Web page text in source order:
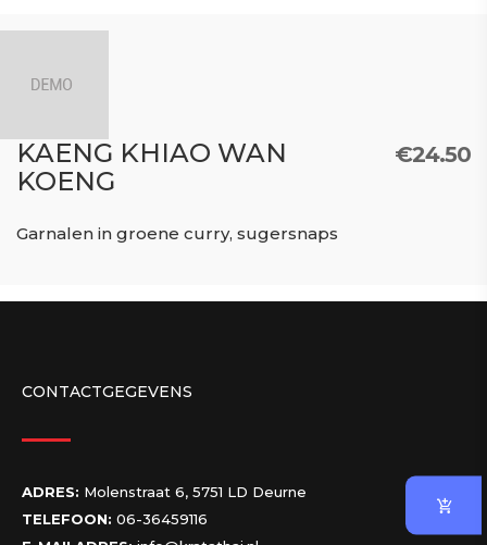
KAENG KHIAO WAN
KOENG
€24.50
Garnalen in groene curry, sugersnaps
CONTACTGEGEVENS
ADRES: Molenstraat 6, 5751 LD Deurne
TELEFOON: 06-36459116